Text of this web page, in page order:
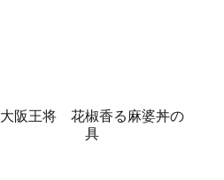
大阪王将 花椒香る麻婆丼の
具